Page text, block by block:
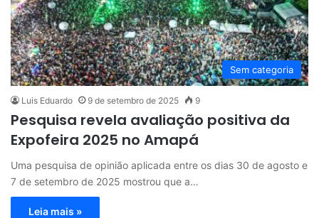
Sem categoria
Luis Eduardo 9 de setembro de 2025 9
Pesquisa revela avaliação positiva da
Expofeira 2025 no Amapá
Uma pesquisa de opinião aplicada entre os dias 30 de agosto e
7 de setembro de 2025 mostrou que a…
Leia mais »